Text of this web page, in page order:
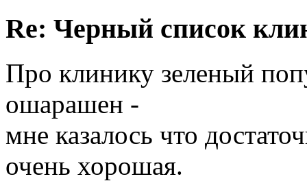
Re: Черный список
Про клинику зеленый
ошарашен -
мне казалось что
очень хорошая.